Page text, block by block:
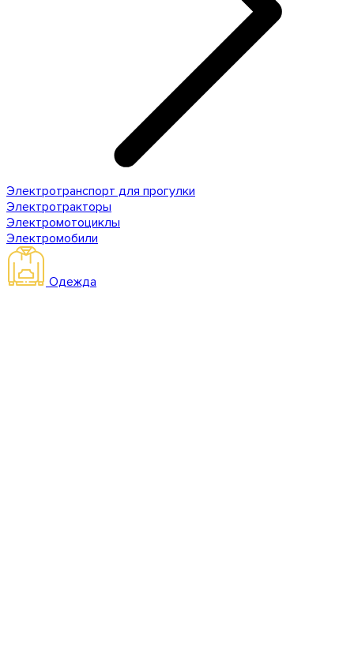
Электротранспорт для прогулки
Электротракторы
Электромотоциклы
Электромобили
Одежда